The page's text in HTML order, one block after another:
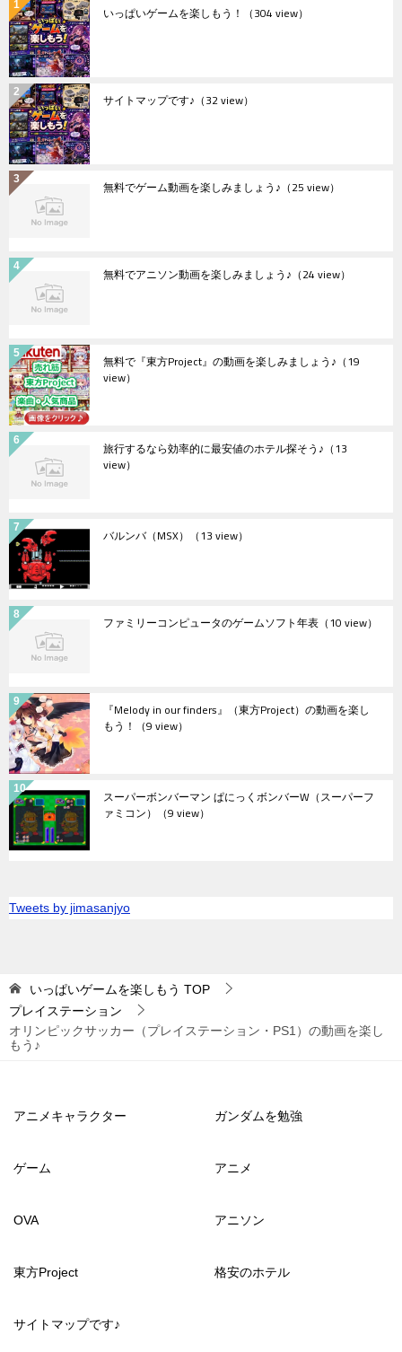
いっぱいゲームを楽しもう！ （304 view）
サイトマップです♪ （32 view）
無料でゲーム動画を楽しみましょう♪ （25 view）
無料でアニソン動画を楽しみましょう♪ （24 view）
無料で『東方Project』の動画を楽しみましょう♪ （19
view）
旅行するなら効率的に最安値のホテル探そう♪ （13
view）
バルンバ（MSX） （13 view）
ファミリーコンピュータのゲームソフト年表 （10 view）
『Melody in our finders』（東方Project）の動画を楽し
もう！ （9 view）
スーパーボンバーマン ぱにっくボンバーW（スーパーフ
ァミコン） （9 view）
Tweets by jimasanjyo
いっぱいゲームを楽しもう TOP
プレイステーション
オリンピックサッカー（プレイステーション・PS1）の動画を楽し
もう♪
アニメキャラクター ガンダムを勉強
ゲーム アニメ
OVA アニソン
東方Project 格安のホテル
サイトマップです♪